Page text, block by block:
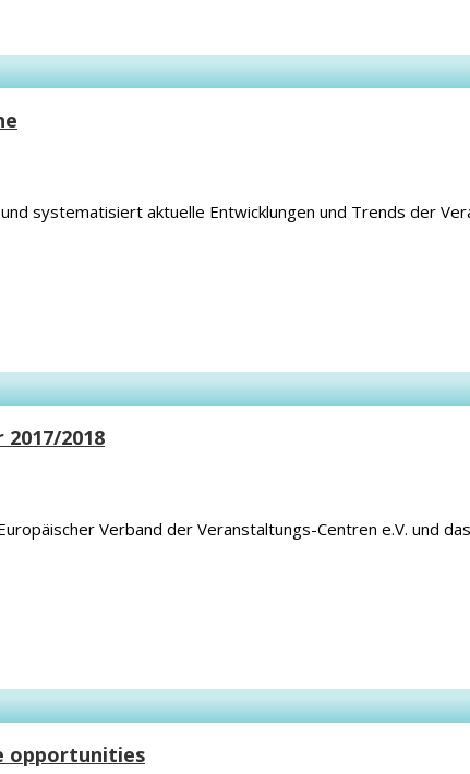
systematisiert aktuelle Entwicklungen und Trends der
2018
Verband der Veranstaltungs-Centren e.V. und
opportunities